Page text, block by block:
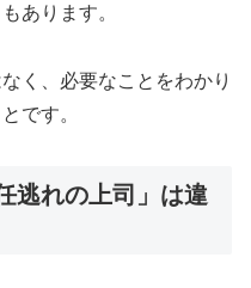
あります。
く、必要なことをわかり
です。
逃れの上司」は違